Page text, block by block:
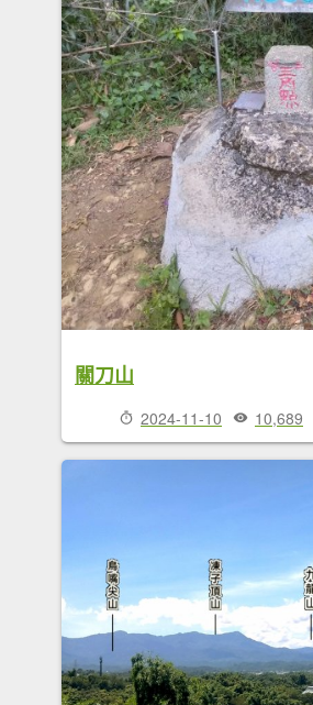
關刀山
2024-11-10 10,689